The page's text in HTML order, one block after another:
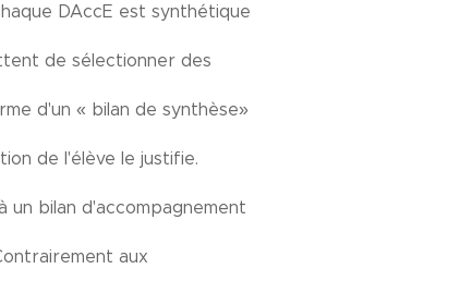
DAccE est synthétique
de sélectionner des
d'un « bilan de synthèse»
de l'élève le justifie.
un bilan d'accompagnement
aux